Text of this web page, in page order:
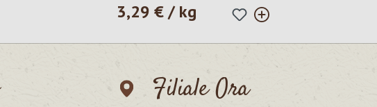
Prezzo normale:
3,29 € / kg
Filiale Ora